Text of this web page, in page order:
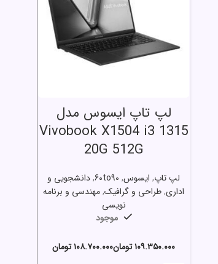
لپ تاپ ایسوس مدل
Vivobook X1504 i3 1315
20G 512G
لپ تاپ, ایسوس,
60to90
,دانشجویی و
اداری,طراحی و گرافیک,مهندسی و برنامه
نویسی
موجود
تومان تومان